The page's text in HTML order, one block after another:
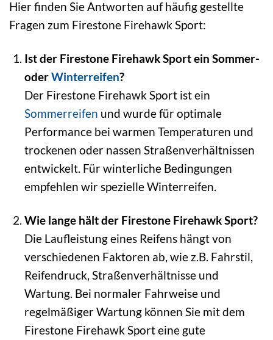
Hier finden Sie Antworten auf häufig gestellte
Fragen zum Firestone Firehawk Sport:
Ist der Firestone Firehawk Sport ein Sommer-
oderWinterreifen?
Der Firestone Firehawk Sport ist ein
Sommerreifen und wurde für optimale
Performance bei warmen Temperaturen und
trockenen oder nassen Straßenverhältnissen
entwickelt. Für winterliche Bedingungen
empfehlen wir spezielle Winterreifen.
Wie lange hält der Firestone Firehawk Sport?
Die Laufleistung eines Reifens hängt von
verschiedenen Faktoren ab, wie z.B. Fahrstil,
Reifendruck, Straßenverhältnisse und
Wartung. Bei normaler Fahrweise und
regelmäßiger Wartung können Sie mit dem
Firestone Firehawk Sport eine gute